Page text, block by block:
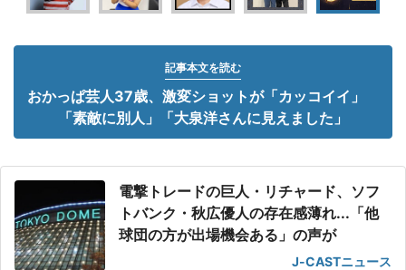
記事本文を読む
おかっぱ芸人37歳、激変ショットが「カッコイイ」
「素敵に別人」「大泉洋さんに見えました」
電撃トレードの巨人・リチャード、ソフ
トバンク・秋広優人の存在感薄れ...「他
球団の方が出場機会ある」の声が
J-CASTニュース